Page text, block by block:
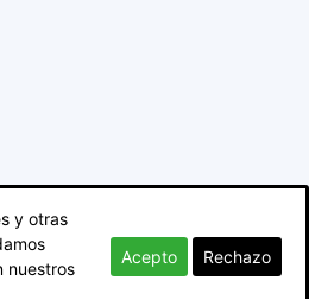
y otras
nuestros
Acepto Rechazo